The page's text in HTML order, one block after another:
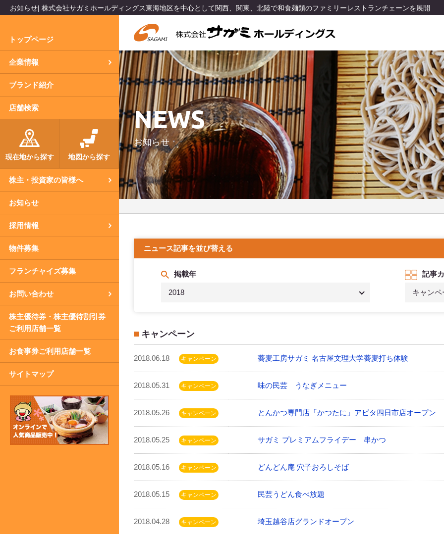
お知らせ| 株式会社サガミホールディングス東海地区を中心として関西、関東、北陸で和食麺類のファミリーレストランチェーンを展開
トップページ
企業情報
ブランド紹介
店舗検索
現在地から探す 地図から探す
株主・投資家の皆様へ
お知らせ
採用情報
物件募集
フランチャイズ募集
お問い合わせ
株主優待券・株主優待割引券
ご利用店舗一覧
お食事券ご利用店舗一覧
サイトマップ
NEWS
お知らせ
ニュース記事を並び替える
掲載年
2018
記事
キャンペ
キャンペーン
2018.06.18 キャンペーン 蕎麦工房サガミ 名古屋文理大学蕎麦打ち体験
2018.05.31 キャンペーン 味の民芸 うなぎメニュー
2018.05.26 キャンペーン とんかつ専門店「かつたに」アピタ四日市店オープン
2018.05.25 キャンペーン サガミ プレミアムフライデー 串かつ
2018.05.16 キャンペーン どんどん庵 穴子おろしそば
2018.05.15 キャンペーン 民芸うどん食べ放題
2018.04.28 キャンペーン 埼玉越谷店グランドオープン